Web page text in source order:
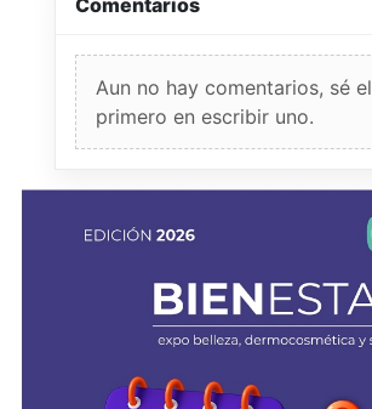
Comentarios
Aun no hay comentarios, sé el
primero en escribir uno.